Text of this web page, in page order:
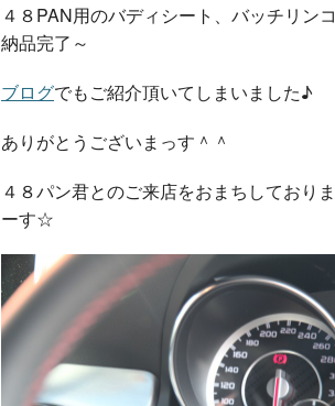
４８PAN用のバディシート、バッチリンコ
納品完了～
ブログでもご紹介頂いてしまいました♪
ありがとうございまっす＾＾
４８パン君とのご来店をおまちしておりま
ーす☆